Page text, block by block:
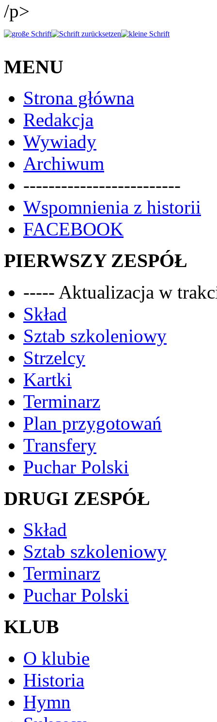
/p>
MENU
Strona główna
Redakcja
Wywiady
Archiwum
-------------------------
Wspomnienia z historii
FACEBOOK
PIERWSZY ZESPÓŁ
----- Aktualizacja w
Skład
Sztab szkoleniowy
Strzelcy
Kartki
Terminarz
Plan przygotowań
Transfery
Puchar Polski
DRUGI ZESPÓŁ
Skład
Sztab szkoleniowy
Terminarz
Puchar Polski
KLUB
O klubie
Historia
Hymn